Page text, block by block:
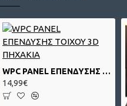
WPC PANEL ΕΠΕΝΔΥΣΗΣ ΤΟΙΧΟΥ 3D ΠΗΧΑΚΙΑ
14,99€